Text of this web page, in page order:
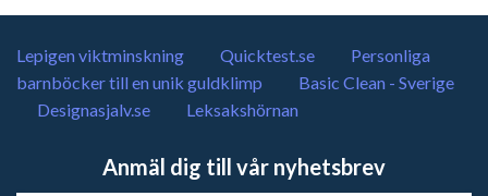
Lepigen viktminskning Quicktest.se
Personliga
barnböcker till en unik guldklimp
Basic Clean - Sverige
Designasjalv.se
Leksakshörnan
Anmäl dig till vår nyhetsbrev